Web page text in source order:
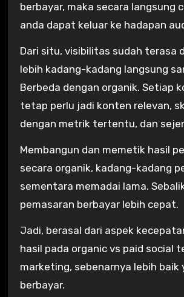
berbayar, maka secara langsung
anda dapat keluar ke hadapan
Dari situ, visibilitas sudah terasa
lebih kadang-kadang langsung
Berbeda dengan organik. Setiap
tetap perlu jadi konten relevan,
dengan metrik tertentu, dan
Membangun dan memetik hasil
secara organik, kadang-kadang
sementara memadai lama.
pemasaran berbayar lebih cepat.
Jadi, berasal dari aspek
hasil pada organic vs paid social
marketing, sebenarnya lebih baik
berbayar.